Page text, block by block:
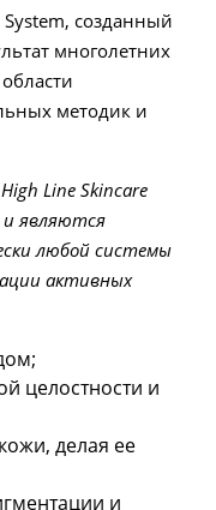
созданный
многолетних
методик и
Line Skincare
и являются
любой системы
активных
целостности и
делая ее
и